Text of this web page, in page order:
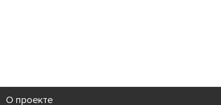
О проекте